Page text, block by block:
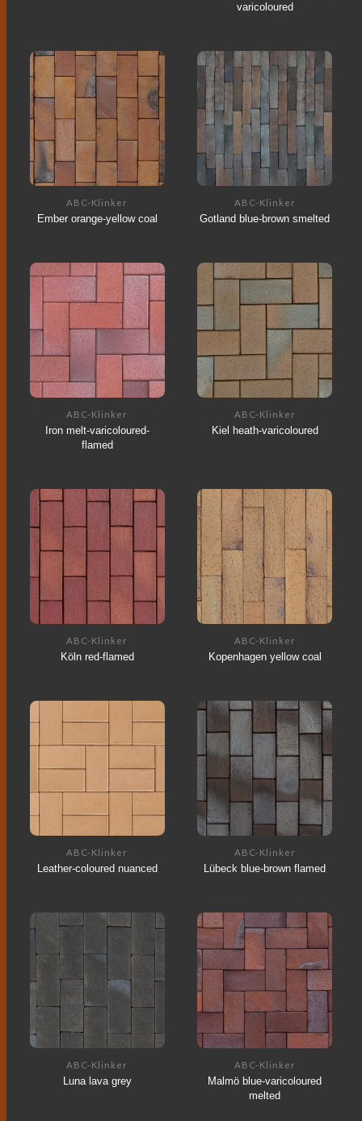
varicoloured
ABC-Klinker
Ember orange-yellow coal
ABC-Klinker
Gotland blue-brown smelted
ABC-Klinker
Iron melt-varicoloured-
flamed
ABC-Klinker
Kiel heath-varicoloured
ABC-Klinker
Köln red-flamed
ABC-Klinker
Kopenhagen yellow coal
ABC-Klinker
Leather-coloured nuanced
ABC-Klinker
Lübeck blue-brown flamed
ABC-Klinker
Luna lava grey
ABC-Klinker
Malmö blue-varicoloured
melted